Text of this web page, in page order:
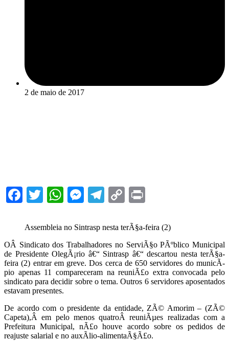
2 de maio de 2017
Facebook
TwitterWhatsApp
Messenger
Telegram
Copy
Assembleia no Sintrasp nesta terÃ§a-feira (2)
OÂ Sindicato dos Trabalhadores no ServiÃ§o PÃºblico Municipal
de Presidente OlegÃ¡rio â€“ Sintrasp â€“ descartou nesta terÃ§a-
feira (2) entrar em greve. Dos cerca de 650 servidores do municÃ­
pio apenas 11 compareceram na reuniÃ£o extra convocada pelo
sindicato para decidir sobre o tema. Outros 6 servidores aposentados
estavam presentes.
De acordo com o presidente da entidade, ZÃ© Amorim – (ZÃ©
Capeta),Â em pelo menos quatroÂ reuniÃµes realizadas com a
Prefeitura Municipal, nÃ£o houve acordo sobre os pedidos de
reajuste salarial e no auxÃ­lio-alimentaÃ§Ã£o.